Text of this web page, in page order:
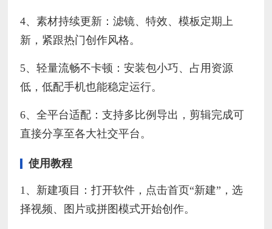
4、素材持续更新：滤镜、特效、模板定期上
新，紧跟热门创作风格。
5、轻量流畅不卡顿：安装包小巧、占用资源
低，低配手机也能稳定运行。
6、全平台适配：支持多比例导出，剪辑完成可
直接分享至各大社交平台。
使用教程
1、新建项目：打开软件，点击首页“新建”，选
择视频、图片或拼图模式开始创作。